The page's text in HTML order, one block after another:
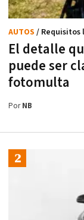
El detalle
puede ser
fotomulta
AUTOS / Requisitos
PorNB